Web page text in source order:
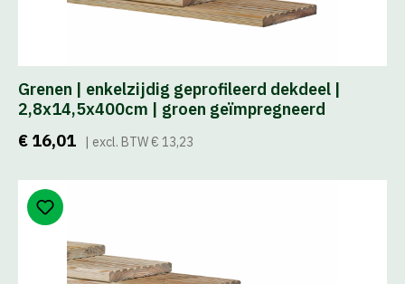
Grenen | enkelzijdig geprofileerd dekdeel |
2,8x14,5x400cm | groen geïmpregneerd
€ 16,01
| excl. BTW € 13,23